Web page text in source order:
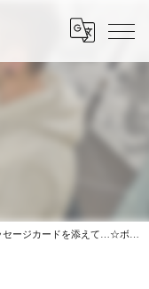
ールペン・小筆のお稽古なら大阪の書道教室「青霄書法会」